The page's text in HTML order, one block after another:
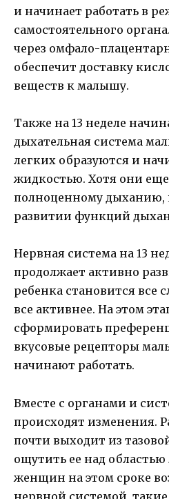
и начинает работать в
самостоятельного
через омфало-
обеспечит доставку
веществ к малышу.
Также на 13 неделе
дыхательная система
легких образуются и
жидкостью. Хотя они
полноценному дыханию,
развитии функций
Нервная система на 13
продолжает активно
ребенка становится все
все активнее. На этом
сформировать
вкусовые рецепторы
начинают работать.
Вместе с органами и
происходят изменения.
почти выходит из
ощутить ее над
женщин на этом сроке
нервной системой,